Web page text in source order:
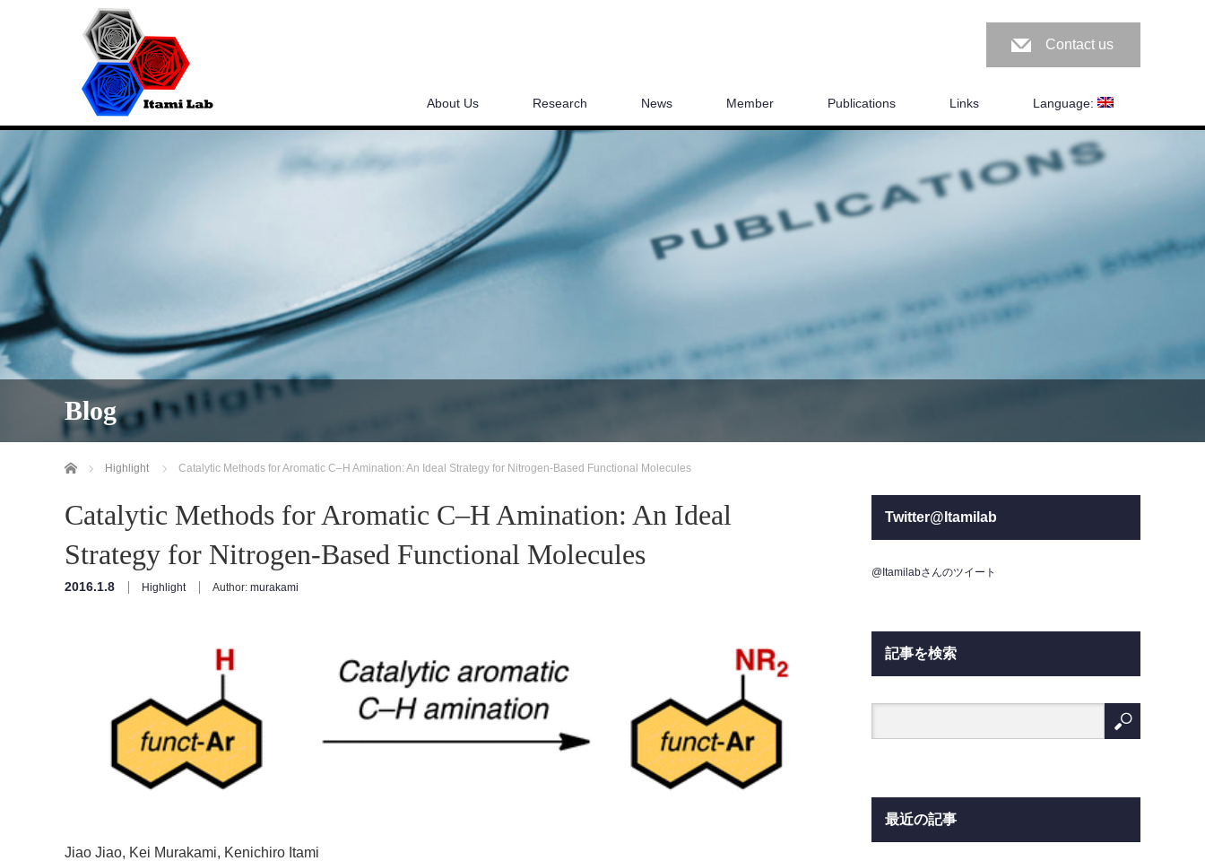
Contact us
About Us Research News Member Publications Links Language:
Blog
Home Highlight Catalytic Methods for Aromatic C–H Amination: An Ideal Strategy for Nitrogen-Based Functional Molecules
Catalytic Methods for Aromatic C–H Amination: An Ideal
Strategy for Nitrogen-Based Functional Molecules
2016.1.8 Highlight Author: murakami
Jiao Jiao, Kei Murakami, Kenichiro Itami
Twitter@Itamilab
@Itamilabさんのツイート
記事を検索
最近の記事